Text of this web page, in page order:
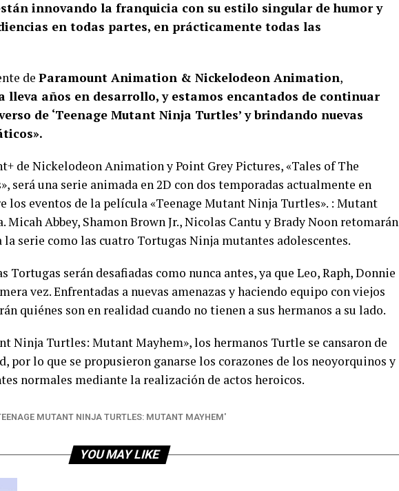
innovando la franquicia con su estilo singular de humor y
en todas partes, en prácticamente todas las
de Paramount Animation & Nickelodeon Animation,
años en desarrollo, y estamos encantados de continuar
de ‘Teenage Mutant Ninja Turtles’ y brindando nuevas
de Nickelodeon Animation y Point Grey Pictures, «Tales of The
será una serie animada en 2D con dos temporadas actualmente en
los eventos de la película «Teenage Mutant Ninja Turtles». : Mutant
Micah Abbey, Shamon Brown Jr., Nicolas Cantu y Brady Noon retomarán
la serie como las cuatro Tortugas Ninja mutantes adolescentes.
Tortugas serán desafiadas como nunca antes, ya que Leo, Raph, Donnie
vez. Enfrentadas a nuevas amenazas y haciendo equipo con viejos
quiénes son en realidad cuando no tienen a sus hermanos a su lado.
Ninja Turtles: Mutant Mayhem», los hermanos Turtle se cansaron de
por lo que se propusieron ganarse los corazones de los neoyorquinos y
normales mediante la realización de actos heroicos.
MUTANT NINJA TURTLES: MUTANT MAYHEM'
YOU MAY LIKE